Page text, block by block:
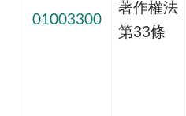
01003300
著作權法
第33條